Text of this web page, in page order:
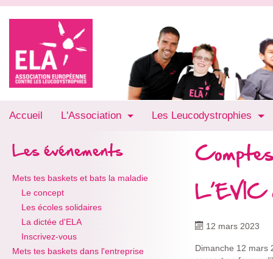
Accueil L'Association Les Leucodystrophies
Les événements
Mets tes baskets et bats la maladie
Le concept
Les écoles solidaires
La dictée d'ELA
Inscrivez-vous
Mets tes baskets dans l'entreprise
12 mars 2023
Dimanche 12 mars